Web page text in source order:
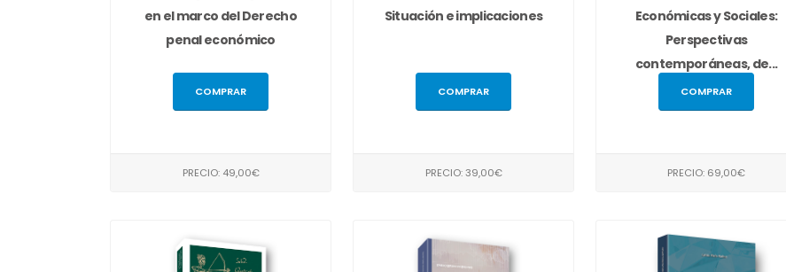
en el marco del Derecho
penal económico
COMPRAR
PRECIO: 49,00€
Situación e implicaciones
COMPRAR
PRECIO: 39,00€
Económicas y Sociales:
Perspectivas
contemporáneas, de...
COMPRAR
PRECIO: 69,00€